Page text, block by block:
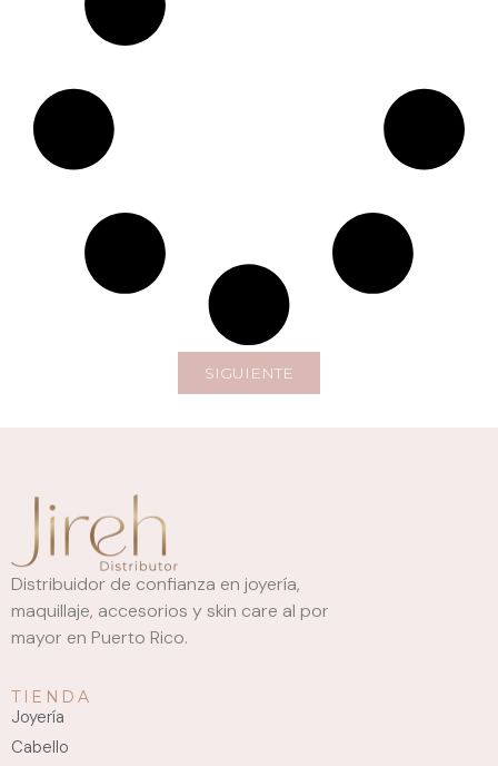
SIGUIENTE
Distribuidor de confianza en joyería,
maquillaje, accesorios y skin care al por
mayor en Puerto Rico.
TIENDA
Joyería
Cabello